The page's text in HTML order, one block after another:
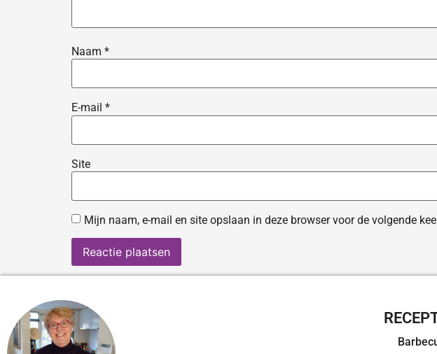
Naam *
E-mail *
Site
Mijn naam, e-mail en site opslaan in deze browser voor de volgende